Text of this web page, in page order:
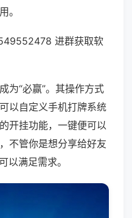
。
进群获取软
为“必赢”。其操作方式
以自定义手机打牌系统
开挂功能，一键便可以
不管你是想分享给好友
以满足需求。